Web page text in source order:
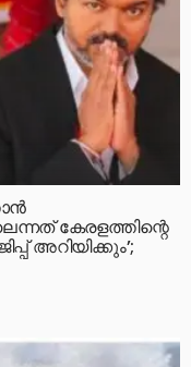
കേരളത്തിന്റെ
അറിയിക്കും’;